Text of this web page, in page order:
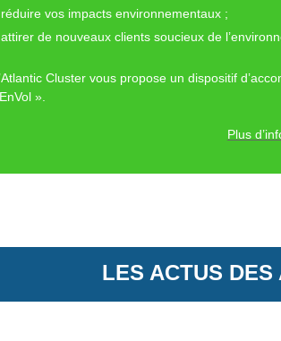
réduire vos impacts environnementaux ;
attirer de nouveaux clients soucieux de
Cluster vous propose un dispositif
».
Plus
LES ACTUS DES